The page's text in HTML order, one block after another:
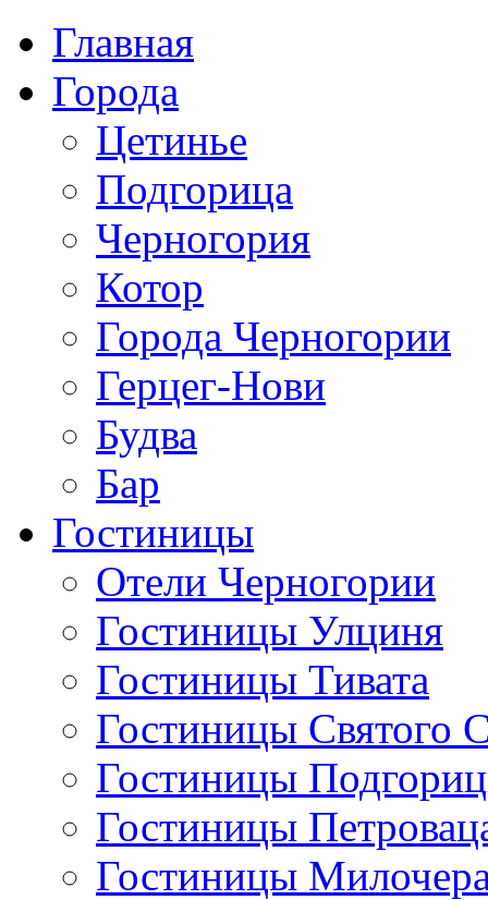
Главная
Города
Цетинье
Подгорица
Черногория
Котор
Города Черногории
Герцег-Нови
Будва
Бар
Гостиницы
Отели Черногории
Гостиницы Улциня
Гостиницы Тивата
Гостиницы Святого
Гостиницы
Гостиницы
Гостиницы